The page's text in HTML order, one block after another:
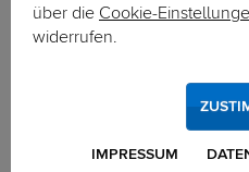
über die Cookie-
widerrufen.
IMPRESSUM